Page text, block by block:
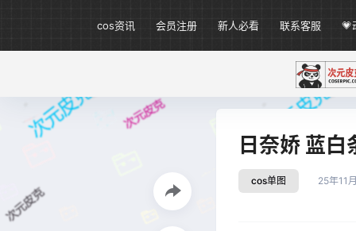
cos资讯 会员注册 新人必看 联系客服 💗
日奈娇 蓝
cos单图 25年11